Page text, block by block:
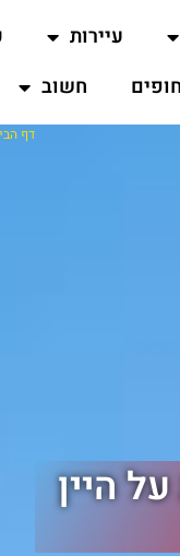
עיירות
חופים חשוב
היין
דף